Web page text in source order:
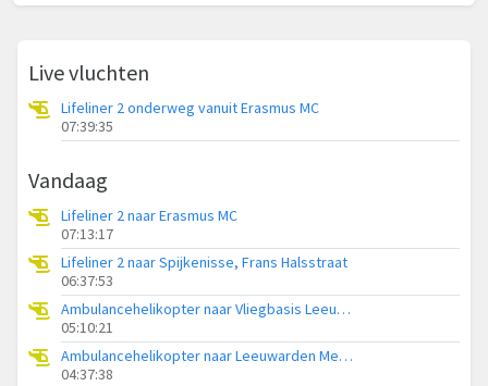
Live vluchten
Lifeliner 2 onderweg vanuit Erasmus MC
07:39:35
Vandaag
Lifeliner 2 naar Erasmus MC
07:13:17
Lifeliner 2 naar Spijkenisse, Frans Halsstraat
06:37:53
Ambulancehelikopter naar Vliegbasis Leeuwarden
05:10:21
Ambulancehelikopter naar Leeuwarden Medical Center Heliport
04:37:38